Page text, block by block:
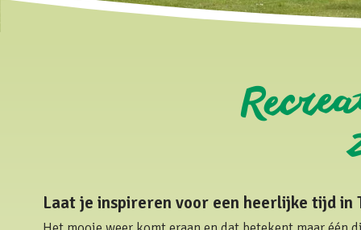
Laat je inspireren voor een heerlijke tijd in